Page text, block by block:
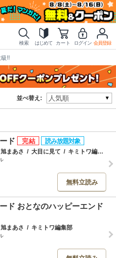
検索 はじめて カート ログイン 会員登録
!!
並べ替え:
ド
旭まあさ / 大目に見て / キミトワ編集部
無料立読み
ド おとなのハッピーエンド
旭まあさ / キミトワ編集部